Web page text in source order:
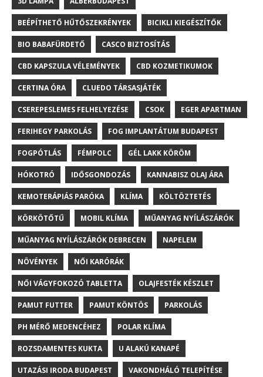
BEÉPÍTHETŐ HŰTŐSZEKRÉNYEK BICIKLI KIEGÉSZÍTŐK
BIO BABAFÜRDETŐ CASCO BIZTOSÍTÁS
CBD KAPSZULA VÉLEMÉNYEK CBD KOZMETIKUMOK
CERTINA ÓRA CLUEDO TÁRSASJÁTÉK
CSEREPESLEMES FELHELYEZÉSE CSOK EGER APARTMAN
FERIHEGY PARKOLÁS FOG IMPLANTÁTUM BUDAPEST
FOGPÓTLÁS FÉMPOLC GÉL LAKK KÖRÖM
HÓKOTRÓ IDŐSGONDOZÁS KANNABISZ OLAJ ÁRA
KEMOTERÁPIÁS PARÓKA KLÍMA KÖLTÖZTETÉS
KÖRKÖTŐTŰ MOBIL KLÍMA MŰANYAG NYÍLÁSZÁRÓK
MŰANYAG NYÍLÁSZÁRÓK DEBRECEN NAPELEM
NÖVÉNYEK NŐI KARÓRÁK
NŐI VÁGYFOKOZÓ TABLETTA OLAJFESTÉK KÉSZLET
PAMUT FUTTER PAMUT KÖNTÖS PARKOLÁS
PH MÉRŐ MEDENCÉHEZ POLAR KLÍMA
ROZSDAMENTES KUKTA U ALAKÚ KANAPÉ
UTAZÁSI IRODA BUDAPEST VAKONDHÁLÓ TELEPÍTÉSE